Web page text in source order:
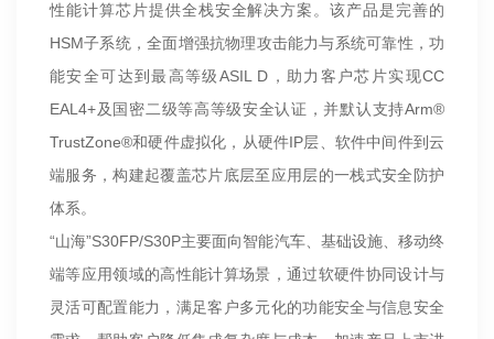
性能计算芯片提供全栈安全解决方案。该产品是完善的
HSM子系统，全面增强抗物理攻击能力与系统可靠性，功
能安全可达到最高等级ASIL D，助力客户芯片实现CC
EAL4+及国密二级等高等级安全认证，并默认支持Arm®
TrustZone®和硬件虚拟化，从硬件IP层、软件中间件到云
端服务，构建起覆盖芯片底层至应用层的一栈式安全防护
体系。
“山海”S30FP/S30P主要面向智能汽车、基础设施、移动终
端等应用领域的高性能计算场景，通过软硬件协同设计与
灵活可配置能力，满足客户多元化的功能安全与信息安全